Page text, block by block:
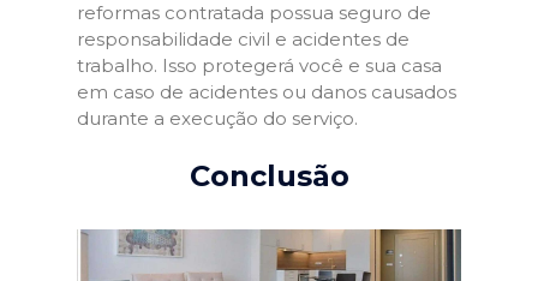
reformas contratada possua seguro de
responsabilidade civil e acidentes de
trabalho. Isso protegerá você e sua casa
em caso de acidentes ou danos causados
durante a execução do serviço.
Conclusão